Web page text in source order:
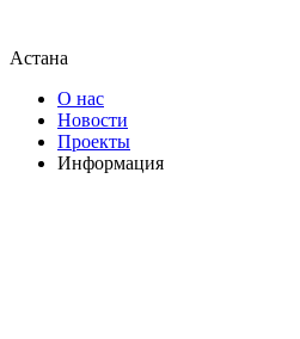
Астана
О нас
Новости
Проекты
Информация